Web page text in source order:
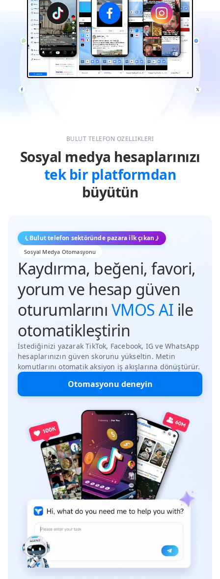
BULUT TELEFON ÖZELLİKLERİ
Sosyal medya hesaplarınızı
tek bir platformdan
büyütün
Bulut telefon sektöründe pazara ilk çıkan
Sosyal Medya Otomasyonu
Kaydırma, beğeni, favori,
yorum ve hesap güven
oturumlarını VMOS AI ile
otomatikleştirin
İstediğinizi yazarak TikTok, Facebook, IG ve WhatsApp
hesaplarınızın güven skorunu yükseltin. Metin
komutlarını otomatik aksiyon iş akışlarına dönüştürür.
Otomasyonu deneyin